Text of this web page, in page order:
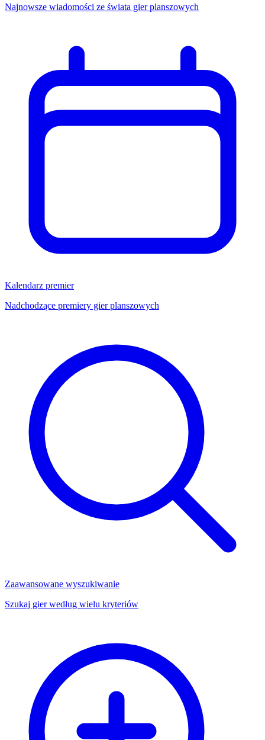
Najnowsze wiadomości ze świata gier planszowych
Kalendarz premier
Nadchodzące premiery gier planszowych
Zaawansowane wyszukiwanie
Szukaj gier według wielu kryteriów